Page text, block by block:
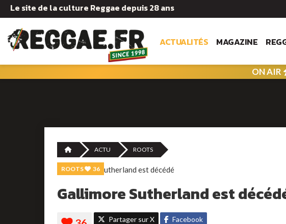
Le site de la culture Reggae depuis 28 ans
ACTUALITÉS MAGAZINE
ON AIR
ACTU ROOTS
ROOTS 36
Gallimore Sutherland est
Partager sur X Facebook